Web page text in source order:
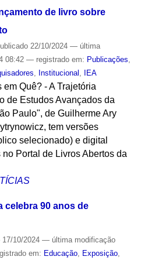
de livro sobre
22/10/2024 — última
08:42 — registrado em: Publicações,
, Institucional , IEA
Quê? - A Trajetória
de Estudos Avançados da
Paulo", de Guilherme Ary
tem versões
selecionado) e digital
Portal de Livros Abertos da
celebra 90 anos de
17/10/2024 — última modificação
em: Educação, Exposição,